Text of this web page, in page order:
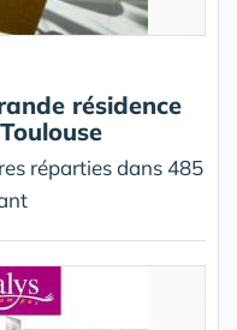
résidence
réparties dans 485